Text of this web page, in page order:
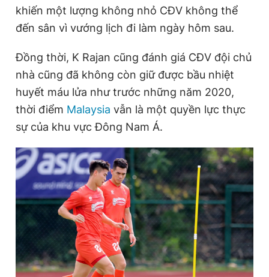
khiến một lượng không nhỏ CĐV không thể
đến sân vì vướng lịch đi làm ngày hôm sau.
Đồng thời, K Rajan cũng đánh giá CĐV đội chủ
nhà cũng đã không còn giữ được bầu nhiệt
huyết máu lửa như trước những năm 2020,
thời điểm Malaysia vẫn là một quyền lực thực
sự của khu vực Đông Nam Á.